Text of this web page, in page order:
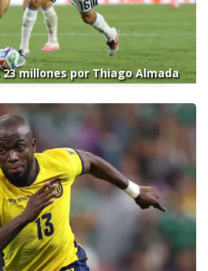
23 millones por Thiago Almada